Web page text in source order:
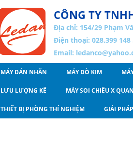
CÔNG TY
Địa chỉ: 154/29 Phạm
Điện thoại: 028.399 148
Email:
MÁY DÁN NHÃN MÁY DÒ KIM
LƯU LƯỢNG KẾ MÁY SOI CHIẾU X
THIẾT BỊ PHÒNG THÍ NGHIỆM GIẢI